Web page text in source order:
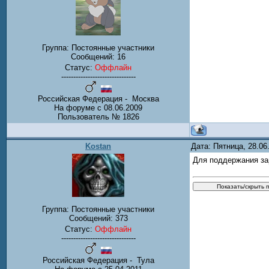
Группа: Постоянные участники
Сообщений: 16
Статус: Оффлайн
-------------------------------
Российская Федерация - Mосква
На форуме с 08.06.2009
Пользователь № 1826
Kostan Дата: Пятница,
Группа: Постоянные участники
Сообщений: 373
Статус: Оффлайн
-------------------------------
Российская Федерация - Тула
Для поддержания